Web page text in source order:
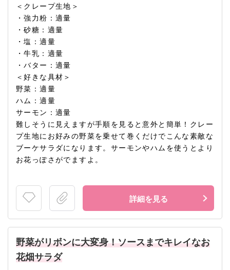
＜クレープ生地＞
・強力粉：適量
・砂糖：適量
・塩：適量
・牛乳：適量
・バター：適量
＜好きな具材＞
野菜：適量
ハム：適量
サーモン：適量
難しそうに見えますが手順を見ると意外と簡単！クレー
プ生地にお好みの野菜を乗せて巻くだけでこんな素敵な
ブーケサラダになります。サーモンやハムを使うとより
お花っぽさがでますよ。
詳細を見る
野菜がリボンに大変身！ソースまでキレイなお
花畑サラダ